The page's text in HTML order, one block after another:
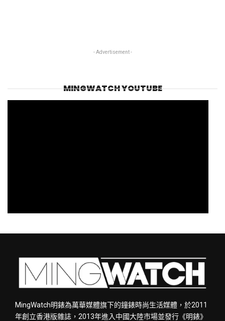
- Advertisement -
MINGWATCH YOUTUBE
MingWatch明錶為萬華媒體旗下的鐘錶時尚生活媒體，於2011
年創立香港版雜誌，2013年進入中國大陸市場並發行《明錶》